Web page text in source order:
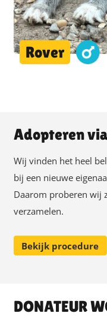
Rover
Adopteren
Wij vinden het heel
bij een nieuwe
Daarom proberen wij
verzamelen.
Bekijk procedure
DONATEUR